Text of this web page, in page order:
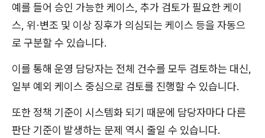
예를 들어 승인 가능한 케이스, 추가 검토가 필요한 케이
스, 위·변조 및 이상 징후가 의심되는 케이스 등을 자동으
로 구분할 수 있습니다.
이를 통해 운영 담당자는 전체 건수를 모두 검토하는 대신,
일부 예외 케이스 중심으로 검토를 진행할 수 있습니다.
또한 정책 기준이 시스템화 되기 때문에 담당자마다 다른
판단 기준이 발생하는 문제 역시 줄일 수 있습니다.